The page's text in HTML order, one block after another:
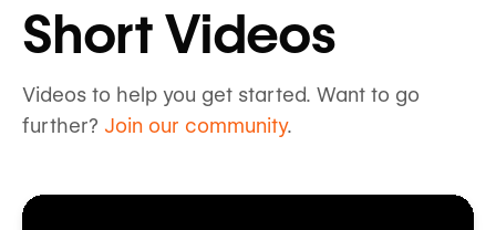
Short Videos
Videos to help you get started. Want to go
further? Join our community.